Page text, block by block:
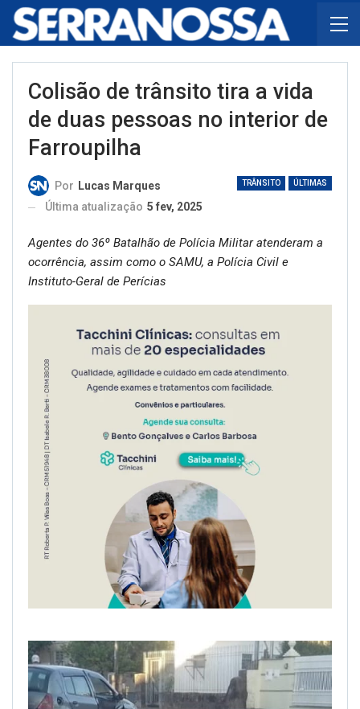
Colisão de trânsito tira a vida
de duas pessoas no interior de
Farroupilha
TRÂNSITO ÚLTIMAS
Por Lucas Marques
Última atualização 5 fev, 2025
Agentes do 36º Batalhão de Polícia Militar atenderam a
ocorrência, assim como o SAMU, a Polícia Civil e
Instituto-Geral de Perícias